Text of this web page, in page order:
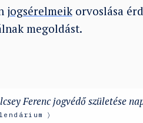
jogsérelmeikorvoslása
megoldást.
Ferenc jogvédő születése